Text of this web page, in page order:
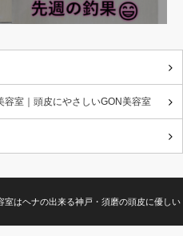
室｜頭皮にやさしいGON美容室
はヘナの出来る神戸・須磨の頭皮に優しい